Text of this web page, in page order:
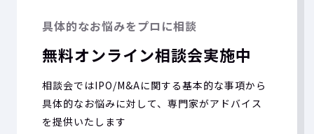
具体的なお悩みをプロに相談
無料オンライン相談会実施中
相談会ではIPO/M&Aに関する基本的な事項から
具体的なお悩みに対して、専門家がアドバイス
を提供いたします